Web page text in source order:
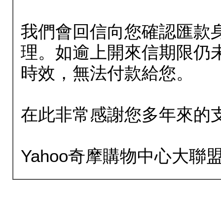
我們會回信向您確認匯款
理。如逾上開來信期限仍
時效，無法付款給您。
在此非常感謝您多年來的
Yahoo奇摩購物中心大